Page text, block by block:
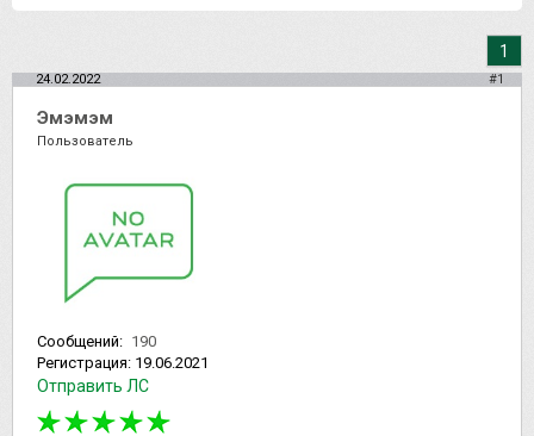
1
24.02.2022 #1
Эмэмэм
Пользователь
Сообщений: 190
Регистрация: 19.06.2021
Отправить ЛС